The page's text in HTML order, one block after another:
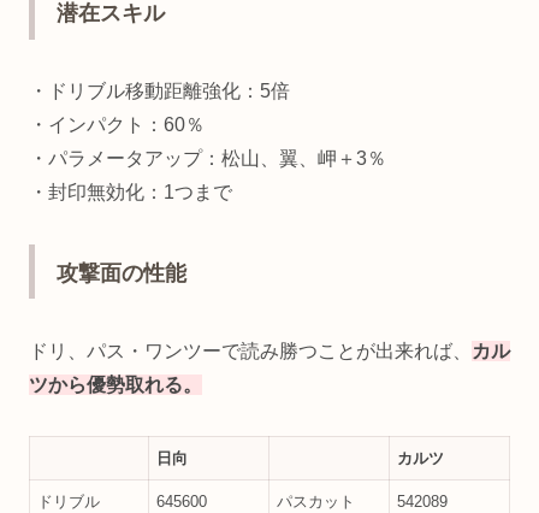
潜在スキル
・ドリブル移動距離強化：5倍
・インパクト：60％
・パラメータアップ：松山、翼、岬＋3％
・封印無効化：1つまで
攻撃面の性能
ドリ、パス・ワンツーで読み勝つことが出来れば、
カル
ツから優勢取れる。
日向 カルツ
ドリブル 645600 パスカット 542089